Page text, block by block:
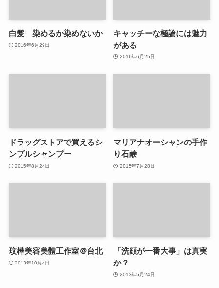
白髪 染めるか染めないか
2016年6月29日
キャッチーな極論には魅力
がある
2016年6月25日
ドラッグストアで買えるシ
ンプルシャンプー
2015年8月24日
マリアナオーシャンの手作
り石鹸
2015年7月28日
玟樺美容美體工作室＠台北
2013年10月4日
「洗顔が一番大事」は真実
か？
2013年5月24日